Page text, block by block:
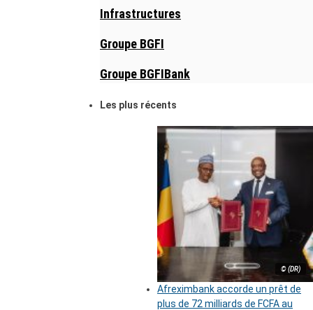
Infrastructures
Groupe BGFI
Groupe BGFIBank
Les plus récents
© (DR)
Afreximbank accorde un prêt de
plus de 72 milliards de FCFA au